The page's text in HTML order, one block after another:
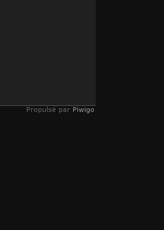
Propulsé par Piwigo